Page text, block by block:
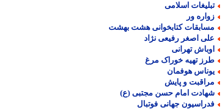
اسلامی
ور
کتابخوانی هشت بهشت
اصغر رفیعی نژاد
تهرانی
تهیه خوراک مرغ
هوفمان
و پایش
امام حسن مجتبی (ع)
جهانی فوتبال